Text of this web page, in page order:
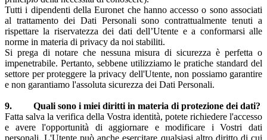
Tutti i dipendenti della Euronet che hanno accesso o sono associati
al trattamento dei Dati Personali sono contrattualmente tenuti a
rispettare la riservatezza dei dati dell’Utente e a conformarsi alle
norme in materia di privacy da noi stabiliti.
Si prega di notare che nessuna misura di sicurezza è perfetta o
impenetrabile. Pertanto, sebbene utilizziamo le pratiche standard del
settore per proteggere la privacy dell'Utente, non possiamo garantire
e non garantiamo l'assoluta sicurezza dei Dati Personali.
9. Quali sono i miei diritti in materia di protezione dei dati?
Fatta salva la verifica della Vostra identità, potete richiedere l'accesso
e avere l'opportunità di aggiornare e modificare i Vostri dati
personali. L'Utente può anche esercitare qualsiasi altro diritto di cui